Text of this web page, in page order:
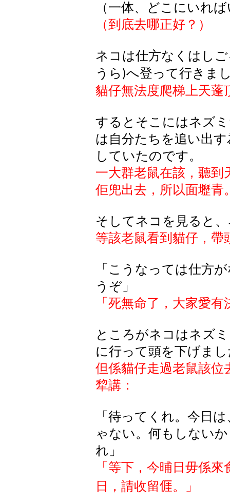
（一体、どこにいれ
（到底去哪正好？）
ネコは仕方なくはし
うら )へ登って行きま
貓仔無法度爬梯上天蓬
するとそこにはネズ
は自分たちを追い出
していたのです。
一大群老鼠在該，聽到
佢兜出去，所以面壢青
そしてネコを見ると
等該老鼠看到貓仔，帶
「こうなっては仕方
うぞ」
「死無命了，大家愛
ところがネコはネズ
に行って頭を下げま
但係貓仔走過老鼠該位
犂講：
「待ってくれ。今日
ゃない。何もしない
れ」
「等下，今晡日毋係
日，請收留𠊎。」